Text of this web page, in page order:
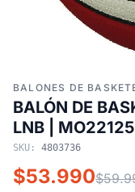
BALONES DE
BALÓN DE
LNB | MO22125
SKU: 4803736
$53.990